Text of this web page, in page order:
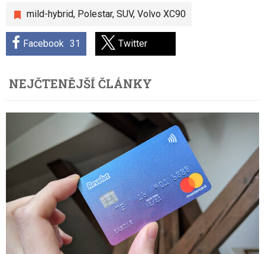
mild-hybrid, Polestar, SUV, Volvo XC90
Facebook 31 Twitter
NEJČTENĚJŠÍ ČLÁNKY